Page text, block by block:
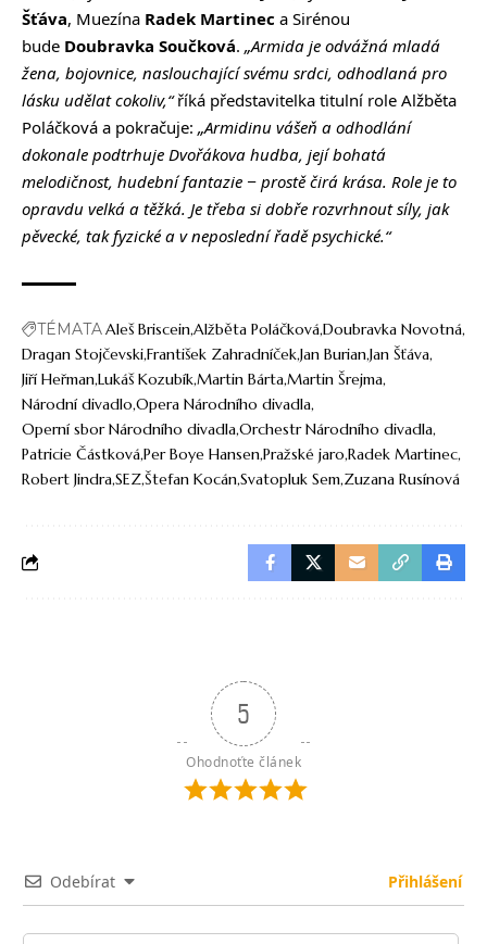
Šťáva, Muezína Radek Martinec a Sirénou
bude Doubravka Součková. „Armida je odvážná mladá
žena, bojovnice, naslouchající svému srdci, odhodlaná pro
lásku udělat cokoliv,“říká představitelka titulní role Alžběta
Poláčková a pokračuje: „Armidinu vášeň a odhodlání
dokonale podtrhuje Dvořákova hudba, její bohatá
melodičnost, hudební fantazie − prostě čirá krása. Role je to
opravdu velká a těžká. Je třeba si dobře rozvrhnout síly, jak
pěvecké, tak fyzické a v neposlední řadě psychické.“
TÉMATAAleš BrisceinAlžběta PoláčkováDoubravka Novotná
Dragan StojčevskiFrantišek ZahradníčekJan BurianJan Šťáva
Jiří HeřmanLukáš KozubíkMartin BártaMartin Šrejma
Národní divadlo Opera Národního divadla
Operní sbor Národního divadlaOrchestr Národního divadla
Patricie ČástkováPer Boye HansenPražské jaro Radek Martinec
Robert JindraSEZŠtefan KocánSvatopluk Sem Zuzana Rusínová
5
Ohodnoťte článek
Odebírat Přihlášení